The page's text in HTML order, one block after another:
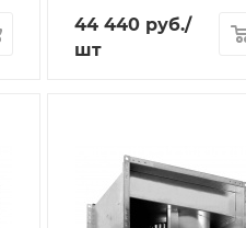
44 440 руб./
шт